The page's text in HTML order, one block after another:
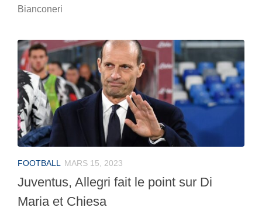
Bianconeri
FOOTBALL MARS 15, 2023
Juventus, Allegri fait le point sur Di
Maria et Chiesa